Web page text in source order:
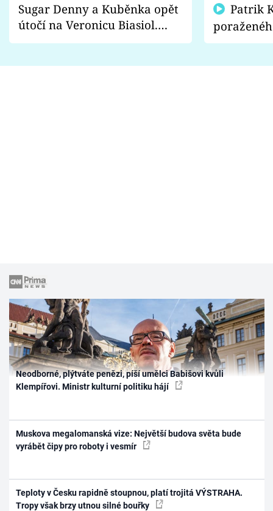
Sugar Denny a Kuběnka opět
útočí na Veronicu Biasiol.
Proč je podle nich falešná a
fanoušci
Neodborné, plýtváte penězi, píší umělci Babišovi kvůli
Klempířovi. Ministr kulturní politiku hájí
Muskova megalomanská vize: Největší budova světa bude
vyrábět čipy pro roboty i vesmír
Teploty v Česku rapidně stoupnou, platí trojitá VÝSTRAHA.
Tropy však brzy utnou silné bouřky